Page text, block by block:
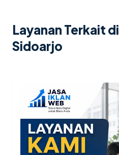
Layanan Terkait di
Sidoarjo